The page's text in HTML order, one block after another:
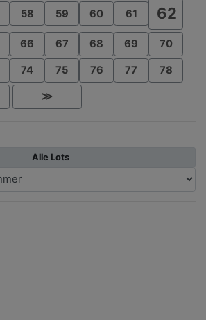
58 59 60 61 62
66 67 68 69 70
74 75 76 77 78
≫
Alle Lots